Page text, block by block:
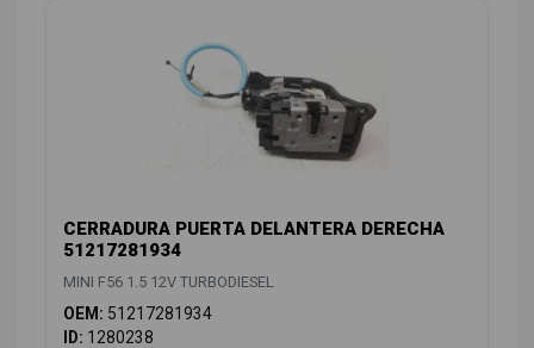
CERRADURA PUERTA DELANTERA DERECHA
51217281934
MINI F56 1.5 12V TURBODIESEL
OEM: 51217281934
ID: 1280238